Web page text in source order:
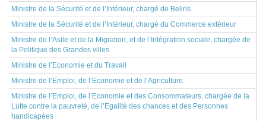
Ministre de la Sécurité et de l’Intérieur, chargé de Beliris
Ministre de la Sécurité et de l’Intérieur, chargé du Commerce extérieur
Ministre de l’Asile et de la Migration, et de l’Intégration sociale, chargée de
la Politique des Grandes villes
Ministre de l’Economie et du Travail
Ministre de l’Emploi, de l’Economie et de l’Agriculture.
Ministre de l’Emploi, de l’Economie et des Consommateurs, chargée de la
Lutte contre la pauvreté, de l’Egalité des chances et des Personnes
handicapées